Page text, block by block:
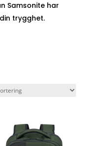
Samsonite har
trygghet.